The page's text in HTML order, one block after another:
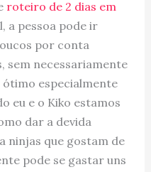
roteiro de 2 dias em
a pessoa pode ir
por conta
sem necessariamente
ótimo especialmente
eu e o Kiko estamos
dar a devida
ninjas que gostam de
pode se gastar uns